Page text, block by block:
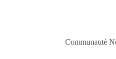
Communauté